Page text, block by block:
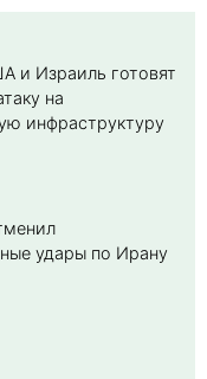
и Израиль готовят
на
инфраструктуру
удары по Ирану